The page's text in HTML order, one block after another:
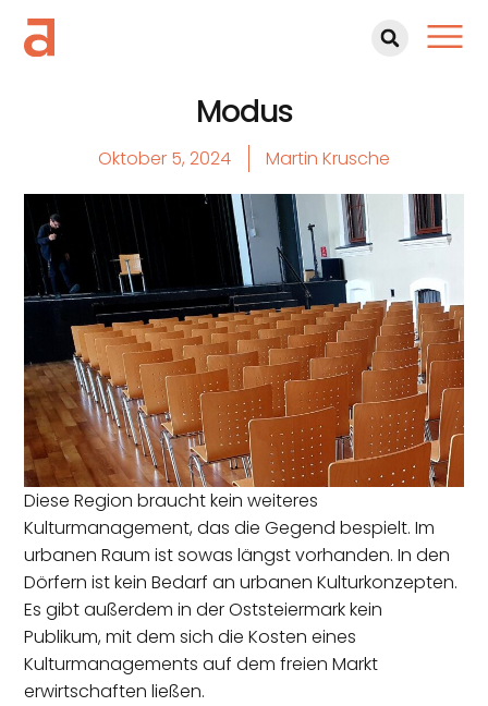
Modus
Oktober 5, 2024 Martin Krusche
Diese Region braucht kein weiteres
Kulturmanagement, das die Gegend bespielt. Im
urbanen Raum ist sowas längst vorhanden. In den
Dörfern ist kein Bedarf an urbanen Kulturkonzepten.
Es gibt außerdem in der Oststeiermark kein
Publikum, mit dem sich die Kosten eines
Kulturmanagements auf dem freien Markt
erwirtschaften ließen.